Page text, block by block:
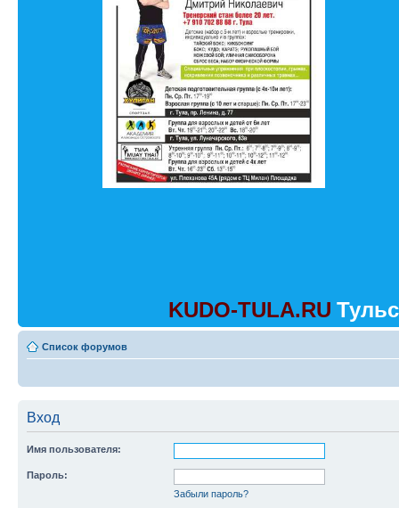
KUDO-TULA.RU
Список форумов
Вход
Имя пользователя:
Пароль:
Забыли пароль?